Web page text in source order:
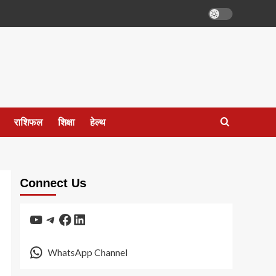
राशिफल शिक्षा हेल्थ
Connect Us
YouTube
Telegram
Facebook
LinkedIn
WhatsApp Channel